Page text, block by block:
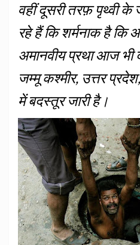
वहीं दूसरी तरफ़ पृथ्वी के
रहे हैं कि शर्मनाक है कि
अमानवीय प्रथा आज
जम्मू कश्मीर, उत्तर
में बदस्तूर जारी है।